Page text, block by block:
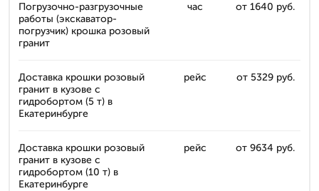
Погрузочно-разгрузочные
работы (экскаватор-
погрузчик) крошка розовый
гранит
час от 1640 руб.
Доставка крошки розовый
гранит в кузове с
гидробортом (5 т) в
Екатеринбурге
рейс от 5329 руб.
Доставка крошки розовый
гранит в кузове с
гидробортом (10 т) в
Екатеринбурге
рейс от 9634 руб.